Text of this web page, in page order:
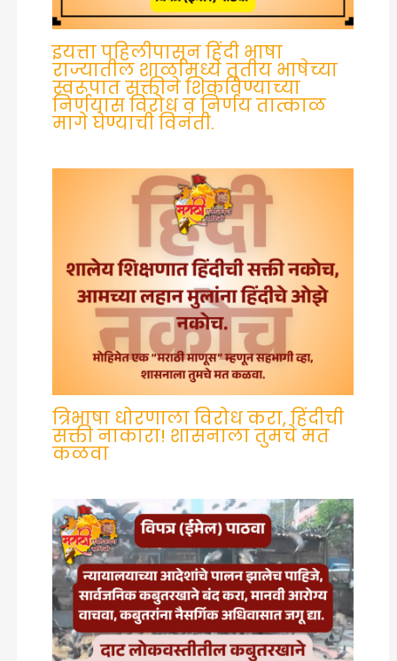
इयत्ता पहिलीपासून हिंदी भाषा
राज्यातील शाळांमध्ये तृतीय भाषेच्या
स्वरूपात सक्तीने शिकविण्याच्या
निर्णयास विरोध व निर्णय तात्काळ
मागे घेण्याची विनंती.
त्रिभाषा धोरणाला विरोध करा, हिंदीची
सक्ती नाकारा! शासनाला तुमचे मत
कळवा